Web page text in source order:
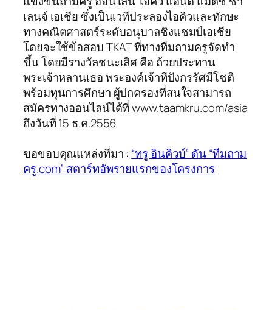
เลนจ์ เอเชีย ซึ่งเป็นเวทีประลองไอคิวและทักษะ
ทางคณิตศาสตร์ระดับอนุบาลชิงแชมป์เอเชีย
โดยจะใช้ข้อสอบ TKAT ที่ทางทีมถามครูจัดทำ
ขึ้น โดยมีรางวัลชนะเลิศ คือ ถ้วยประทาน
พระเจ้าหลานเธอ พระองค์เจ้าทีปังกรรัศมีโชติ
พร้อมทุนการศึกษา ผู้ปกครองที่สนใจสามารถ
สมัครทางออนไลน์ได้ที่ www.taamkru.com/asia
ถึงวันที่ 15 ธ.ค.2556
ขอขอบคุณแหล่งที่มา : “ทรู อินคิวบ์” ดัน “ทีมถาม
ครู.com” สตาร์ทอัพรายแรกของโครงการ